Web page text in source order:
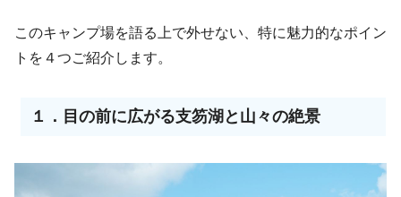
このキャンプ場を語る上で外せない、特に魅力的なポイン
トを４つご紹介します。
１．目の前に広がる支笏湖と山々の絶景